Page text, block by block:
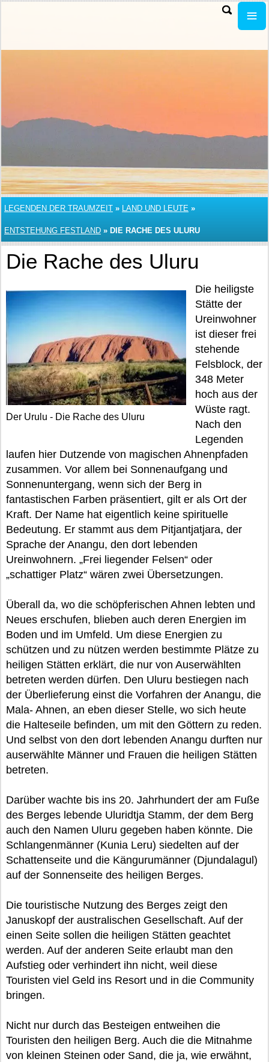
LEGENDEN DER TRAUMZEIT » LAND UND LEUTE »
ENTSTEHUNG FESTLAND » DIE RACHE DES ULURU
Die Rache des Uluru
Der Urulu - Die Rache des Uluru
Die heiligste
Stätte der
Ureinwohner
ist dieser frei
stehende
Felsblock, der
348 Meter
hoch aus der
Wüste ragt.
Nach den
Legenden
laufen hier Dutzende von magischen Ahnenpfaden
zusammen. Vor allem bei Sonnenaufgang und
Sonnenuntergang, wenn sich der Berg in
fantastischen Farben präsentiert, gilt er als Ort der
Kraft. Der Name hat eigentlich keine spirituelle
Bedeutung. Er stammt aus dem Pitjantjatjara, der
Sprache der Anangu, den dort lebenden
Ureinwohnern. „Frei liegender Felsen“ oder
„schattiger Platz“ wären zwei Übersetzungen.
Überall da, wo die schöpferischen Ahnen lebten und
Neues erschufen, blieben auch deren Energien im
Boden und im Umfeld. Um diese Energien zu
schützen und zu nützen werden bestimmte Plätze zu
heiligen Stätten erklärt, die nur von Auserwählten
betreten werden dürfen. Den Uluru bestiegen nach
der Überlieferung einst die Vorfahren der Anangu, die
Mala- Ahnen, an eben dieser Stelle, wo sich heute
die Halteseile befinden, um mit den Göttern zu reden.
Und selbst von den dort lebenden Anangu durften nur
auserwählte Männer und Frauen die heiligen Stätten
betreten.
Darüber wachte bis ins 20. Jahrhundert der am Fuße
des Berges lebende Uluridtja Stamm, der dem Berg
auch den Namen Uluru gegeben haben könnte. Die
Schlangenmänner (Kunia Leru) siedelten auf der
Schattenseite und die Kängurumänner (Djundalagul)
auf der Sonnenseite des heiligen Berges.
Die touristische Nutzung des Berges zeigt den
Januskopf der australischen Gesellschaft. Auf der
einen Seite sollen die heiligen Stätten geachtet
werden. Auf der anderen Seite erlaubt man den
Aufstieg oder verhindert ihn nicht, weil diese
Touristen viel Geld ins Resort und in die Community
bringen.
Nicht nur durch das Besteigen entweihen die
Touristen den heiligen Berg. Auch die die Mitnahme
von kleinen Steinen oder Sand, die ja, wie erwähnt,